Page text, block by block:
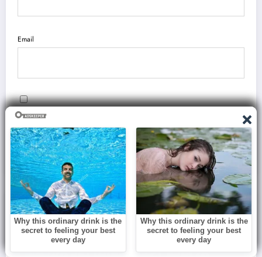
Email
Save my name, email, and website in this browser for the next time I
You May Have Missed
BLOG